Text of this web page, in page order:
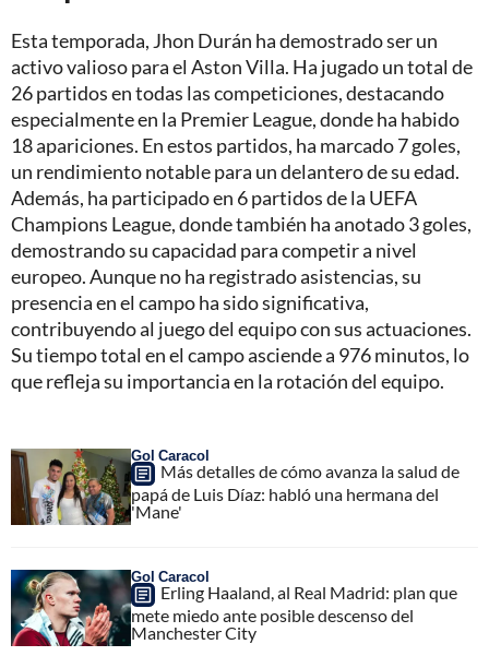
Esta temporada, Jhon Durán ha demostrado ser un
activo valioso para el Aston Villa. Ha jugado un total de
26 partidos en todas las competiciones, destacando
especialmente en la Premier League, donde ha habido
18 apariciones. En estos partidos, ha marcado 7 goles,
un rendimiento notable para un delantero de su edad.
Además, ha participado en 6 partidos de la UEFA
Champions League, donde también ha anotado 3 goles,
demostrando su capacidad para competir a nivel
europeo. Aunque no ha registrado asistencias, su
presencia en el campo ha sido significativa,
contribuyendo al juego del equipo con sus actuaciones.
Su tiempo total en el campo asciende a 976 minutos, lo
que refleja su importancia en la rotación del equipo.
Gol Caracol
Más detalles de cómo avanza la salud de
papá de Luis Díaz: habló una hermana del
'Mane'
Gol Caracol
Erling Haaland, al Real Madrid: plan que
mete miedo ante posible descenso del
Manchester City